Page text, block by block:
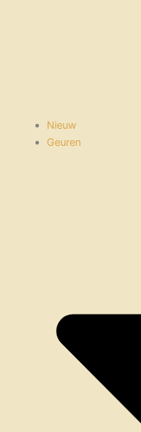
Nieuw
Geuren